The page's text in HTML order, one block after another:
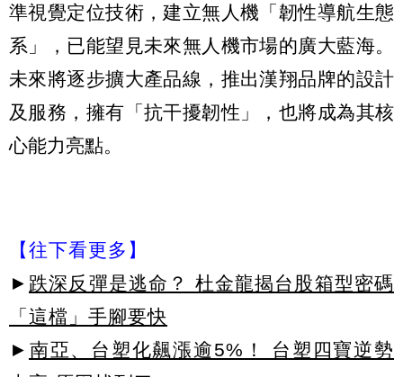
準視覺定位技術，建立無人機「韌性導航生態
系」，已能望見未來無人機市場的廣大藍海。
未來將逐步擴大產品線，推出漢翔品牌的設計
及服務，擁有「抗干擾韌性」，也將成為其核
心能力亮點。
【往下看更多】
► 跌深反彈是逃命？ 杜金龍揭台股箱型密碼
「這檔」手腳要快
► 南亞、台塑化飆漲逾5%！ 台塑四寶逆勢